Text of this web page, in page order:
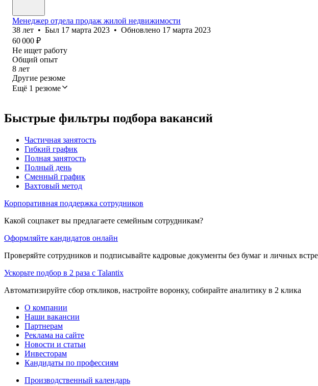
Менеджер отдела продаж жилой недвижимости
38 лет • Был 17 марта 2023 • Обновлено 17 марта 2023
60 000 ₽
Не ищет работу
Общий опыт
8 лет
Другие резюме
Ещё 1 резюме
Быстрые фильтры подбора вакансий
Частичная занятость
Гибкий график
Полная занятость
Полный день
Сменный график
Вахтовый метод
Корпоративная поддержка сотрудников
Какой соцпакет вы предлагаете семейным сотрудникам?
Оформляйте кандидатов онлайн
Проверяйте сотрудников и подписывайте кадровые документы без бумаг и личных
Ускорьте подбор в 2 раза с Talantix
Автоматизируйте сбор откликов, настройте воронку, собирайте аналитику в 2 клика
О компании
Наши вакансии
Партнерам
Реклама на сайте
Новости и статьи
Инвесторам
Кандидаты по профессиям
Производственный календарь